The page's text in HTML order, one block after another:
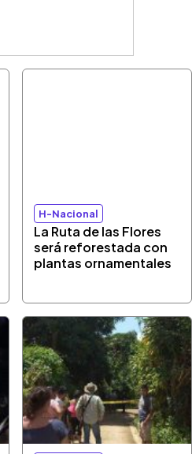
H-Nacional
La Ruta de las Flores
será reforestada con
plantas ornamentales